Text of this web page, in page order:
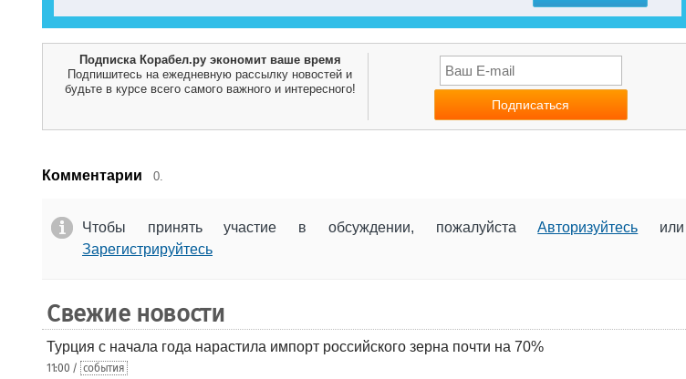
Подписка Корабел.ру экономит ваше время
Подпишитесь на ежедневную рассылку новостей и
будьте в курсе всего самого важного и интересного!
Комментарии 0.
Чтобы принять участие в обсуждении, пожалуйстаАвторизуйтесь или
Зарегистрируйтесь
Свежие новости
Турция с начала года нарастила импорт российского зерна почти на 70%
11:00 / события